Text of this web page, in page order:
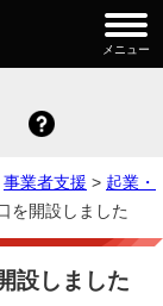
メニュー
事業者支援 > 起業・
を開設しました
設しました